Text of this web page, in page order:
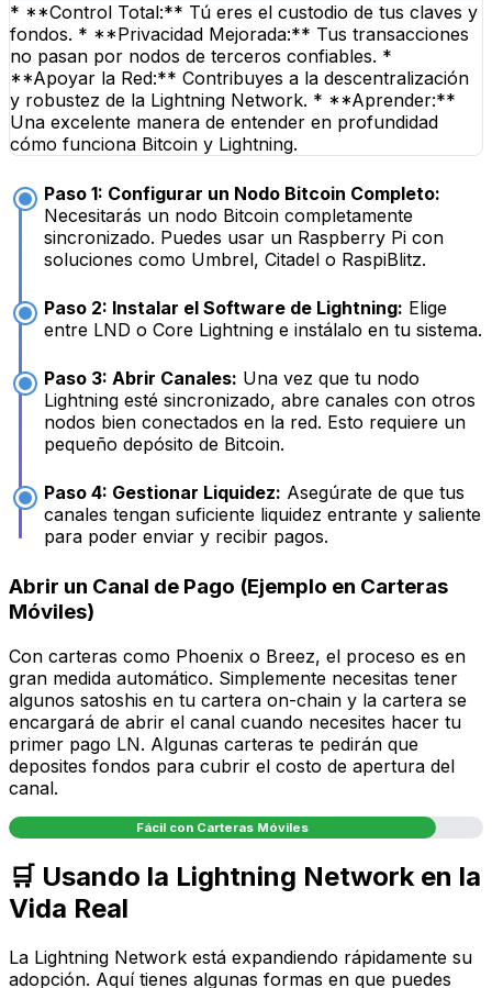
* **Control Total:** Tú eres el custodio de tus claves y
fondos. * **Privacidad Mejorada:** Tus transacciones
no pasan por nodos de terceros confiables. *
**Apoyar la Red:** Contribuyes a la descentralización
y robustez de la Lightning Network. * **Aprender:**
Una excelente manera de entender en profundidad
cómo funciona Bitcoin y Lightning.
Paso 1: Configurar un Nodo Bitcoin Completo:
Necesitarás un nodo Bitcoin completamente
sincronizado. Puedes usar un Raspberry Pi con
soluciones como Umbrel, Citadel o RaspiBlitz.
Paso 2: Instalar el Software de Lightning: Elige
entre LND o Core Lightning e instálalo en tu sistema.
Paso 3: Abrir Canales: Una vez que tu nodo
Lightning esté sincronizado, abre canales con otros
nodos bien conectados en la red. Esto requiere un
pequeño depósito de Bitcoin.
Paso 4: Gestionar Liquidez: Asegúrate de que tus
canales tengan suficiente liquidez entrante y saliente
para poder enviar y recibir pagos.
Abrir un Canal de Pago (Ejemplo en Carteras
Móviles)
Con carteras como Phoenix o Breez, el proceso es en
gran medida automático. Simplemente necesitas tener
algunos satoshis en tu cartera on-chain y la cartera se
encargará de abrir el canal cuando necesites hacer tu
primer pago LN. Algunas carteras te pedirán que
deposites fondos para cubrir el costo de apertura del
canal.
Fácil con Carteras Móviles
🛒 Usando la Lightning Network en la
Vida Real
La Lightning Network está expandiendo rápidamente su
adopción. Aquí tienes algunas formas en que puedes